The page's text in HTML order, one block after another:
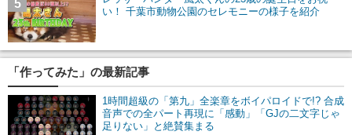
い！ 千葉市動物公園のセレモニーの様子を紹介
5
「作ってみた」の最新記事
1時間超級の「第九」全楽章をボイパロイドで!? 合成
音声での全パート再現に「感動」「GJの二文字じゃ
足りない」と絶賛集まる